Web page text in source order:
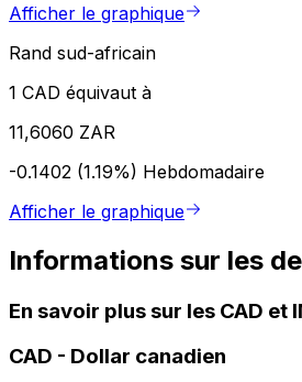
Afficher le graphique
Rand sud-africain
1 CAD équivaut à
11,6060 ZAR
-0.1402 (1.19%) Hebdomadaire
Afficher le graphique
Informations sur les
En savoir plus sur les CAD et
CAD - Dollar canadien